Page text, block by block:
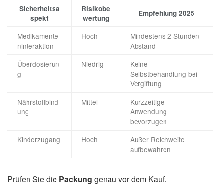
Sicherheitsa
spekt
Risikobe
wertung
Empfehlung 2025
Medikamente
ninteraktion
Hoch
Mindestens 2 Stunden
Abstand
Überdosierun
g
Niedrig
Keine
Selbstbehandlung bei
Vergiftung
Nährstoffbind
ung
Mittel
Kurzzeitige
Anwendung
bevorzugen
Kinderzugang
Hoch
Außer Reichweite
aufbewahren
Prüfen Sie die Packung genau vor dem Kauf.